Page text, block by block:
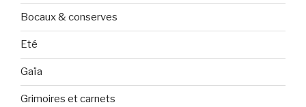
Bocaux & conserves
Eté
Gaïa
Grimoires et carnets